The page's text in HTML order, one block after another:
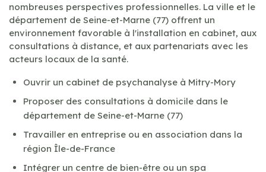
nombreuses perspectives professionnelles. La ville et le
département de Seine-et-Marne (77) offrent un
environnement favorable à l'installation en cabinet, aux
consultations à distance, et aux partenariats avec les
acteurs locaux de la santé.
Ouvrir un cabinet de psychanalyse à Mitry-Mory
Proposer des consultations à domicile dans le
département de Seine-et-Marne (77)
Travailler en entreprise ou en association dans la
région Île-de-France
Intégrer un centre de bien-être ou un spa